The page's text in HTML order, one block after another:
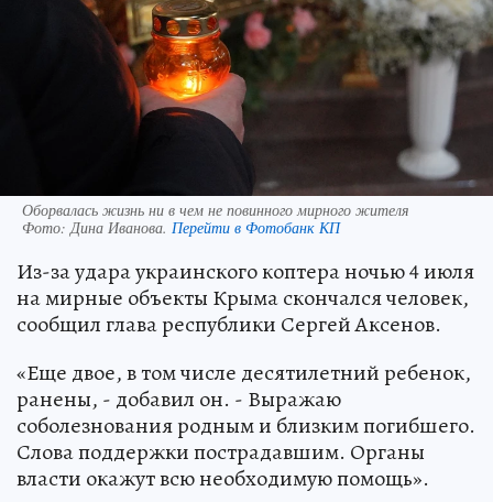
Оборвалась жизнь ни в чем не повинного мирного жителя
Фото:Дина Иванова. Перейти в Фотобанк КП
Из-за удара украинского коптера ночью 4 июля
на мирные объекты Крыма скончался человек,
сообщил глава республики Сергей Аксенов.
«Еще двое, в том числе десятилетний ребенок,
ранены, - добавил он. - Выражаю
соболезнования родным и близким погибшего.
Слова поддержки пострадавшим. Органы
власти окажут всю необходимую помощь».